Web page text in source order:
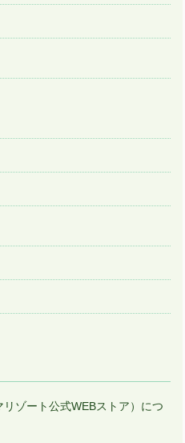
ゾート公式WEBストア）につ